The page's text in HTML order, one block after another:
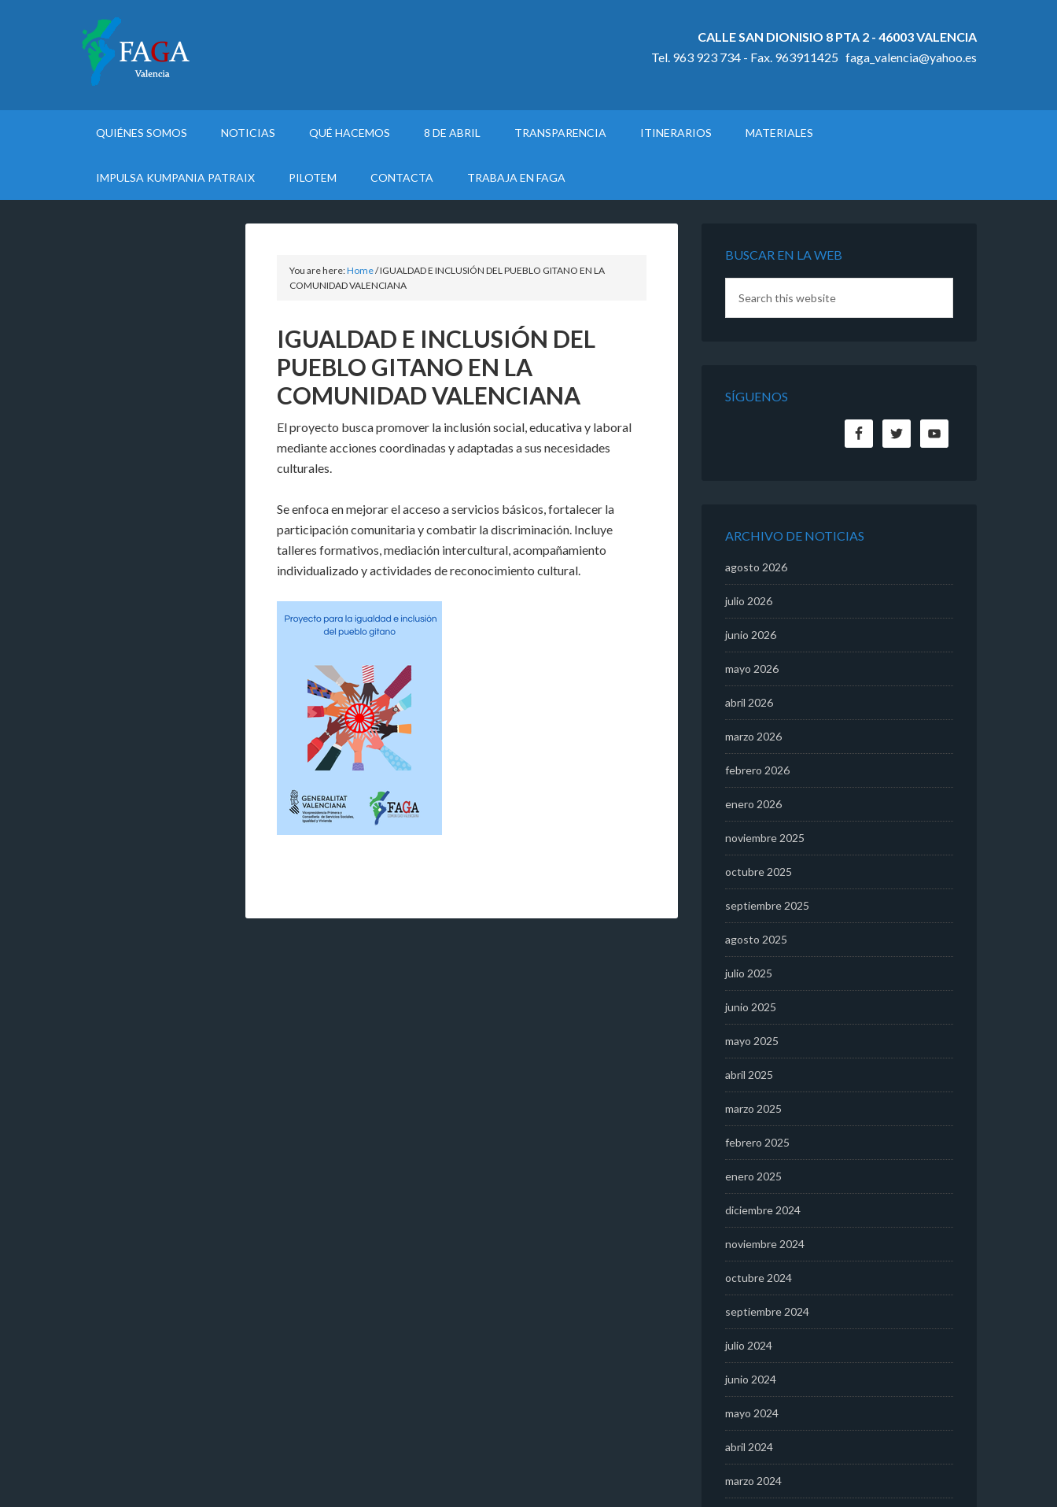
CALLE SAN DIONISIO 8 PTA 2 - 46003 VALENCIA
Tel. 963 923 734 - Fax. 963911425 faga_valencia@yahoo.es
QUIÉNES SOMOS NOTICIAS QUÉ HACEMOS 8 DE ABRIL TRANSPARENCIA ITINERARIOS MATERIALES
IMPULSA KUMPANIA PATRAIX PILOTEM CONTACTA TRABAJA EN FAGA
You are here:Home/IGUALDAD E INCLUSIÓN DEL PUEBLO GITANO EN LA
COMUNIDAD VALENCIANA
IGUALDAD E INCLUSIÓN DEL
PUEBLO GITANO EN LA
COMUNIDAD VALENCIANA
El proyecto busca promover la inclusión social, educativa y laboral
mediante acciones coordinadas y adaptadas a sus necesidades
culturales.
Se enfoca en mejorar el acceso a servicios básicos, fortalecer la
participación comunitaria y combatir la discriminación. Incluye
talleres formativos, mediación intercultural, acompañamiento
individualizado y actividades de reconocimiento cultural.
BUSCAR EN LA WEB
SÍGUENOS
ARCHIVO DE NOTICIAS
agosto 2026
julio 2026
junio 2026
mayo 2026
abril 2026
marzo 2026
febrero 2026
enero 2026
noviembre 2025
octubre 2025
septiembre 2025
agosto 2025
julio 2025
junio 2025
mayo 2025
abril 2025
marzo 2025
febrero 2025
enero 2025
diciembre 2024
noviembre 2024
octubre 2024
septiembre 2024
julio 2024
junio 2024
mayo 2024
abril 2024
marzo 2024